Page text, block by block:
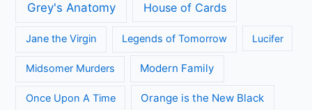
Grey's Anatomy House of Cards
Jane the Virgin Legends of Tomorrow Lucifer
Midsomer Murders Modern Family
Once Upon A Time Orange is the New Black